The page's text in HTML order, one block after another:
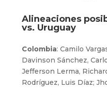
Alineaciones
vs. Uruguay
Colombia: Camilo
Davinson Sánchez,
Jefferson Lerma,
Rodríguez, Luis Díaz;